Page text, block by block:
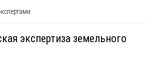
экспертиза земельного